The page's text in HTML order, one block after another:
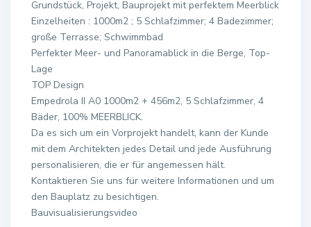
Grundstück, Projekt, Bauprojekt mit perfektem Meerblick
Einzelheiten : 1000m2 ; 5 Schlafzimmer; 4 Badezimmer;
große Terrasse; Schwimmbad
Perfekter Meer- und Panoramablick in die Berge, Top-
Lage
TOP Design
Empedrola II A0 1000m2 + 456m2, 5 Schlafzimmer, 4
Bäder, 100% MEERBLICK.
Da es sich um ein Vorprojekt handelt, kann der Kunde
mit dem Architekten jedes Detail und jede Ausführung
personalisieren, die er für angemessen hält.
Kontaktieren Sie uns für weitere Informationen und um
den Bauplatz zu besichtigen.
Bauvisualisierungsvideo